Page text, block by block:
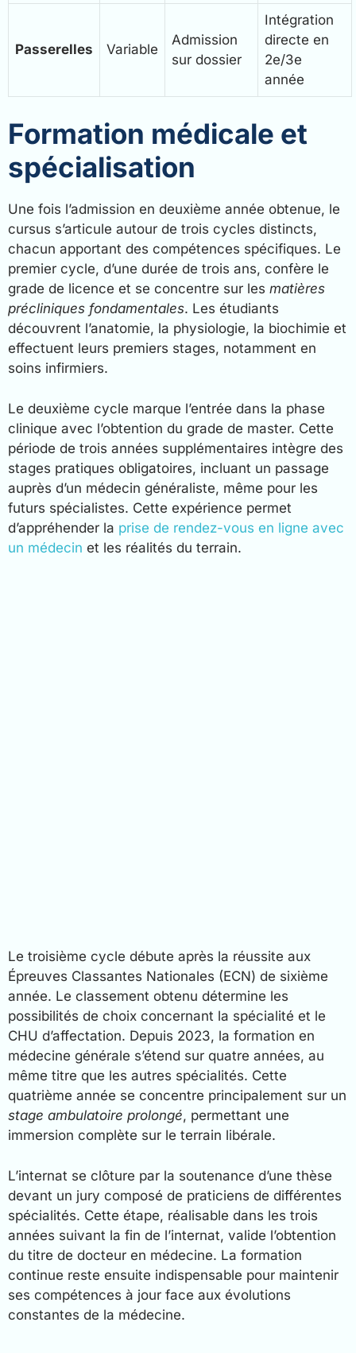
Passerelles Variable
Admission
sur dossier
Intégration
directe en
2e/3e
année
Formation médicale et
spécialisation
Une fois l’admission en deuxième année obtenue, le
cursus s’articule autour de trois cycles distincts,
chacun apportant des compétences spécifiques. Le
premier cycle, d’une durée de trois ans, confère le
grade de licence et se concentre sur les matières
précliniques fondamentales. Les étudiants
découvrent l’anatomie, la physiologie, la biochimie et
effectuent leurs premiers stages, notamment en
soins infirmiers.
Le deuxième cycle marque l’entrée dans la phase
clinique avec l’obtention du grade de master. Cette
période de trois années supplémentaires intègre des
stages pratiques obligatoires, incluant un passage
auprès d’un médecin généraliste, même pour les
futurs spécialistes. Cette expérience permet
d’appréhender la prise de rendez-vous en ligne avec
un médecin et les réalités du terrain.
Le troisième cycle débute après la réussite aux
Épreuves Classantes Nationales (ECN) de sixième
année. Le classement obtenu détermine les
possibilités de choix concernant la spécialité et le
CHU d’affectation. Depuis 2023, la formation en
médecine générale s’étend sur quatre années, au
même titre que les autres spécialités. Cette
quatrième année se concentre principalement sur un
stage ambulatoire prolongé, permettant une
immersion complète sur le terrain libérale.
L’internat se clôture par la soutenance d’une thèse
devant un jury composé de praticiens de différentes
spécialités. Cette étape, réalisable dans les trois
années suivant la fin de l’internat, valide l’obtention
du titre de docteur en médecine. La formation
continue reste ensuite indispensable pour maintenir
ses compétences à jour face aux évolutions
constantes de la médecine.